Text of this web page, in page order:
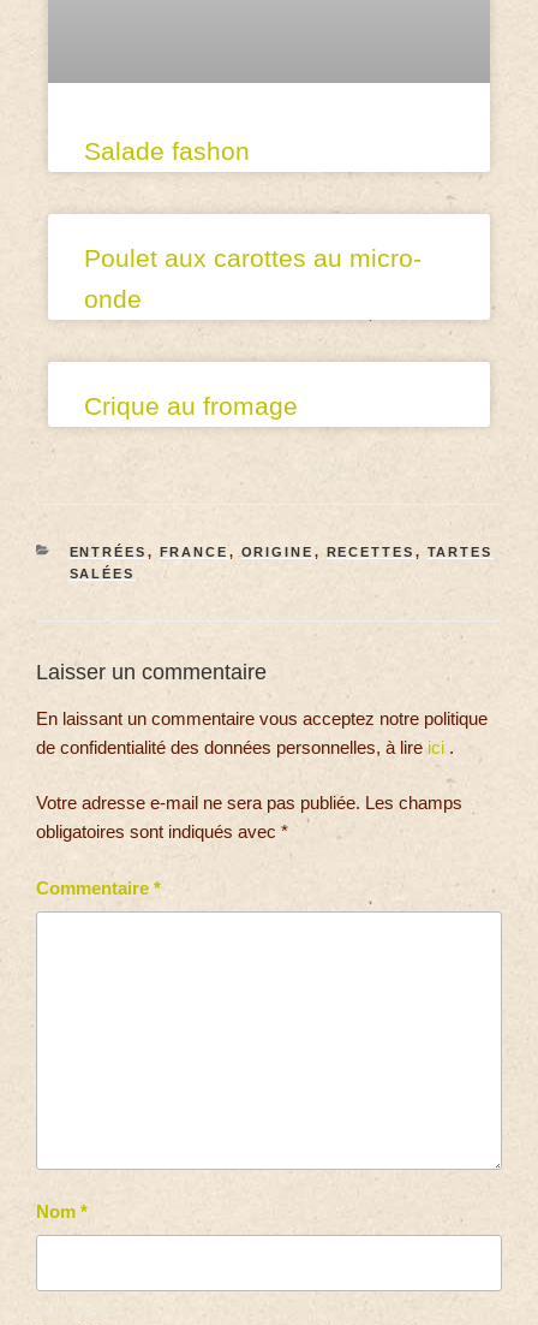
Salade fashon
Poulet aux carottes au micro-
onde
Crique au fromage
ENTRÉES , FRANCE , ORIGINE , RECETTES , TARTES
SALÉES
Laisser un commentaire
En laissant un commentaire vous acceptez notre politique
de confidentialité des données personnelles, à lire ici .
Votre adresse e-mail ne sera pas publiée. Les champs
obligatoires sont indiqués avec *
Commentaire *
Nom *